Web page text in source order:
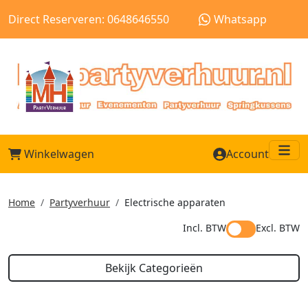
Direct Reserveren: 0648646550 Whatsapp
Winkelwagen Account
Home Partyverhuur
Electrische apparaten
Incl. BTW
Excl. BTW
Bekijk Categorieën